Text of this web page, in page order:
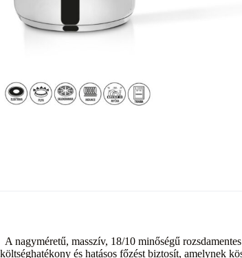
A nagyméretű, masszív, 18/10 minőségű
költséghatékony és hatásos főzést biztosít, amelynek